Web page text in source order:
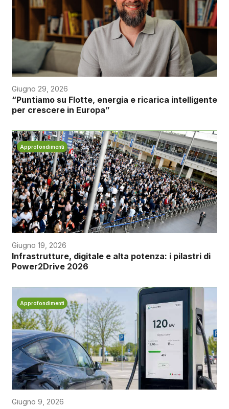
Giugno 29, 2026
“Puntiamo su Flotte, energia e ricarica intelligente
per crescere in Europa”
Approfondimenti
Giugno 19, 2026
Infrastrutture, digitale e alta potenza: i pilastri di
Power2Drive 2026
Approfondimenti
Giugno 9, 2026